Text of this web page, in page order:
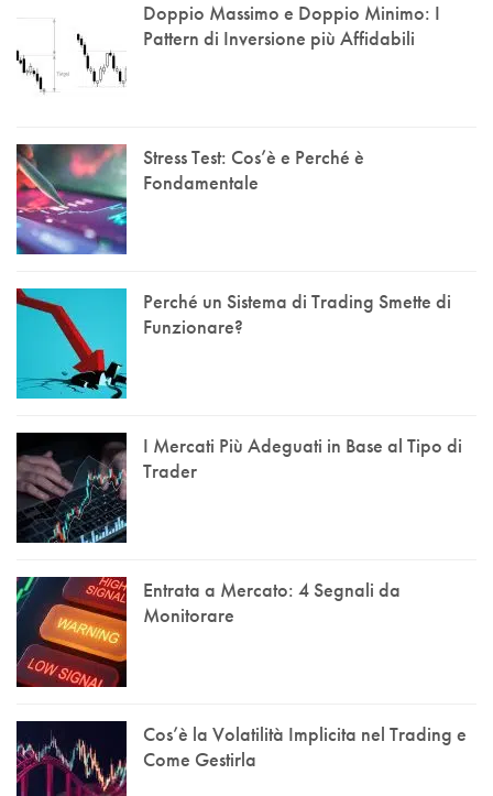
Doppio Massimo e Doppio Minimo: I
Pattern di Inversione più Affidabili
Stress Test: Cos’è e Perché è
Fondamentale
Perché un Sistema di Trading Smette di
Funzionare?
I Mercati Più Adeguati in Base al Tipo di
Trader
Entrata a Mercato: 4 Segnali da
Monitorare
Cos’è la Volatilità Implicita nel Trading e
Come Gestirla